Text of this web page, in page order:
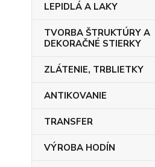
LEPIDLÁ A LAKY
TVORBA ŠTRUKTÚRY A
DEKORAČNÉ STIERKY
ZLÁTENIE, TRBLIETKY
ANTIKOVANIE
TRANSFER
VÝROBA HODÍN